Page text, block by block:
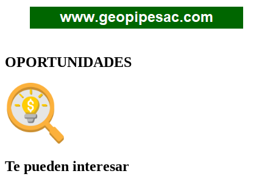
OPORTUNIDADES
Te pueden interesar